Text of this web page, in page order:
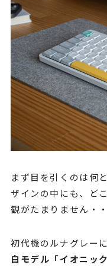
まず目を引くのは何
ザインの中にも、ど
観がたまりません・・
初代機のルナグレー
白モデル「イオニッ